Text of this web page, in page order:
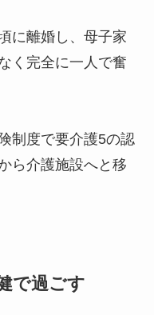
に離婚し、母子家
く完全に一人で奮
制度で要介護5の認
ら介護施設へと移
で過ごす